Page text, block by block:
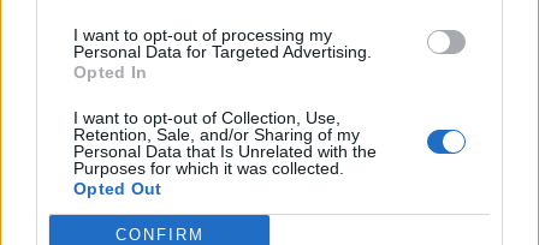
I want to opt-out of processing my
Personal Data for Targeted Advertising.
Opted In
I want to opt-out of Collection, Use,
Retention, Sale, and/or Sharing of my
Personal Data that Is Unrelated with the
Purposes for which it was collected.
Opted Out
CONFIRM
φίλους, συγγενείς, συναδέλφους.
Περίπου 1 στους 2 (54,4%) θεωρεί ότι μπορεί
δεδομένα.
6 στους 10 (59,0%) θεωρούν ότι μπορούν να
προστατέψουν τον υπολογιστή τους από
ιούς κλπ.